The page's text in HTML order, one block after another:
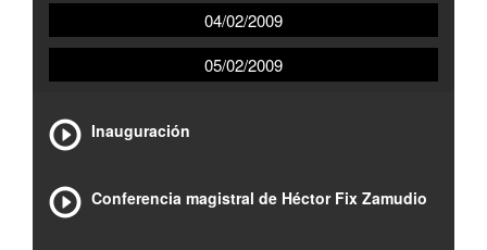
04/02/2009
05/02/2009
Inauguración
Conferencia magistral de Héctor Fix Zamudio